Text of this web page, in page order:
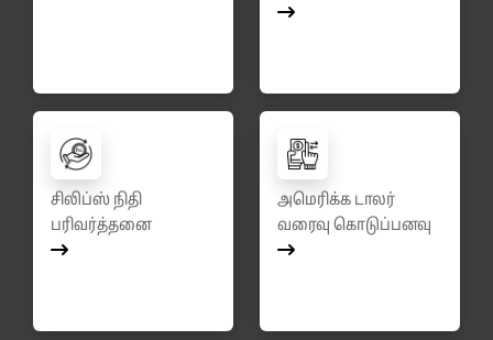
சிலிப்ஸ் நிதி
பரிவர்த்தனை
அமெரிக்க டாலர்
வரைவு கொடுப்பனவு